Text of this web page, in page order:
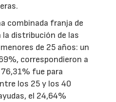
combinada franja de
la distribución de las
de 25 años: un
correspondieron a
fue para
los 25 y los 40
el 24,64%